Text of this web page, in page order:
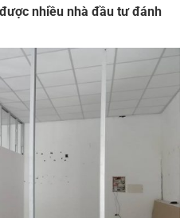
nhiều nhà đầu tư đánh